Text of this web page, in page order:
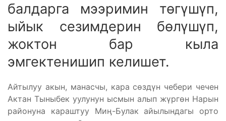
балдарга мээримин төгүшүп,
ыйык сезимдерин бөлүшүп,
жоктон бар кыла
эмгектенишип келишет.
Айтылуу акын, манасчы, кара сөздүн чебери чечен
Актан Тыныбек уулунун ысмын алып жүргөн Нарын
районуна караштуу Миӊ-Булак айылындагы орто